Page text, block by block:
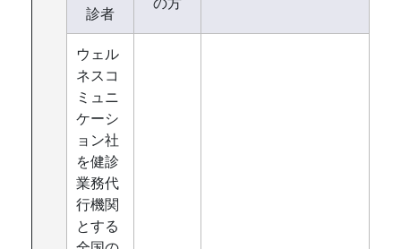
診者
ウェル
ネスコ
ミュニ
ケーシ
ョン社
を健診
業務代
行機関
とする